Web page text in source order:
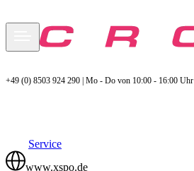
+49 (0) 8503 924 290 | Mo - Do von 10:00 - 16:00 Uhr
Service
www.xspo.de